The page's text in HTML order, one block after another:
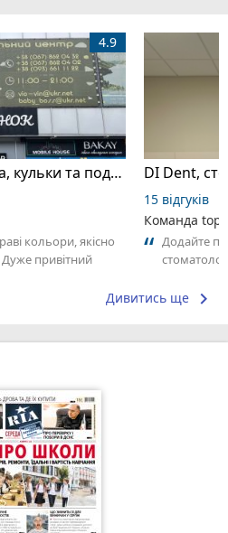
Fancyshop, все для свята, кульки та подарунки
4.9
кольори, якісно
привітний
DI Dent,
15 відгуків
Команда
Додайте
Дивитись ще keyboard_arrow_right